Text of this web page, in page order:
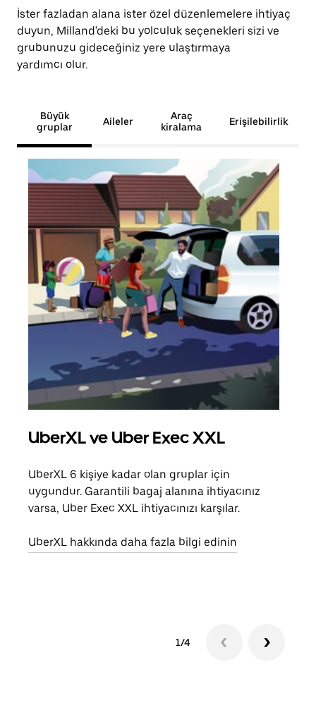
İster fazladan alana ister özel düzenlemelere ihtiyaç
duyun, Milland'deki bu yolculuk seçenekleri sizi ve
grubunuzu gideceğiniz yere ulaştırmaya
yardımcı olur.
Büyük
gruplar
Aileler
Araç
kiralama
Erişilebilirlik
UberXL ve Uber Exec XXL
UberXL 6 kişiye kadar olan gruplar için
uygundur. Garantili bagaj alanına ihtiyacınız
varsa, Uber Exec XXL ihtiyacınızı karşılar.
UberXL hakkında daha fazla bilgi edinin
1/4